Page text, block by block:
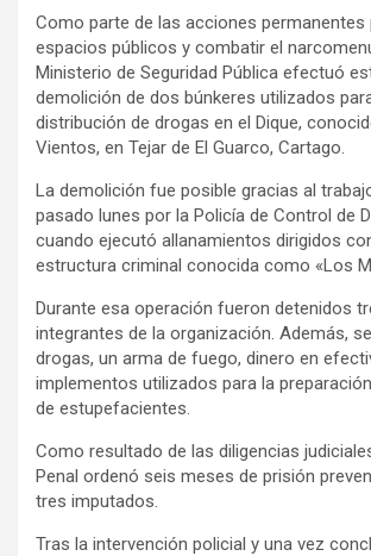
Como parte de las acciones permanentes
espacios públicos y combatir el
Ministerio de Seguridad Pública efectuó
demolición de dos búnkeres utilizados
distribución de drogas en el Dique,
Vientos, en Tejar de El Guarco, Cartago.
La demolición fue posible gracias al
pasado lunes por la Policía de Control de
cuando ejecutó allanamientos dirigidos
estructura criminal conocida como «Los
Durante esa operación fueron detenidos
integrantes de la organización. Además,
drogas, un arma de fuego, dinero en
implementos utilizados para la
de estupefacientes.
Como resultado de las diligencias
Penal ordenó seis meses de prisión
tres imputados.
Tras la intervención policial y una vez